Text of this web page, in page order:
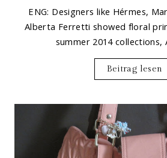
ENG: Designers like Hérmes,
Alberta Ferretti showed floral
summer 2014 collections,
Beitrag lesen